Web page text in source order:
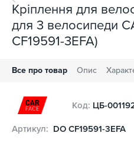
Кріплення для
для 3 велосипеди
CF19591-3EFA)
Все про товар Опис
Код: ЦБ-
Артикул: DO CF19591-3EFA